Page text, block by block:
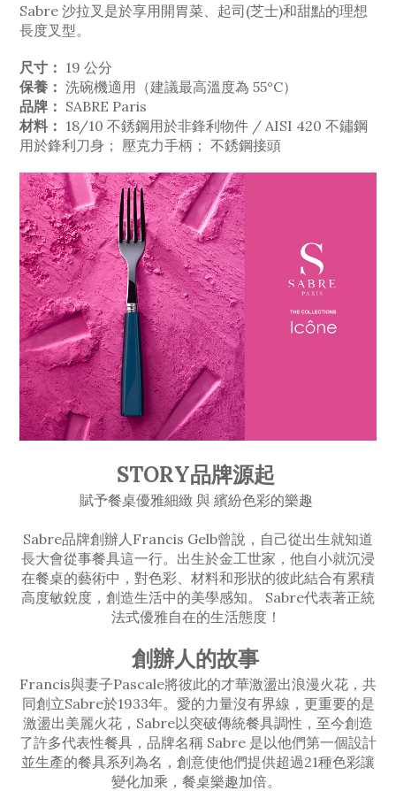
Sabre 沙拉叉是於享用開胃菜、起司(芝士)和甜點的理想
長度叉型。
尺寸： 19 公分
保養： 洗碗機適用（建議最高溫度為 55°C）
品牌： SABRE Paris
材料： 18/10 不銹鋼用於非鋒利物件 / AISI 420 不鏽鋼
用於鋒利刀身； 壓克力手柄； 不銹鋼接頭
STORY品牌源起
賦予餐桌優雅細緻 與 繽紛色彩的樂趣
Sabre品牌創辦人Francis Gelb曾說，自己從出生就知道
長大會從事餐具這一行。出生於金工世家，他自小就沉浸
在餐桌的藝術中，對色彩、材料和形狀的彼此結合有累積
高度敏銳度，創造生活中的美學感知。 Sabre代表著正統
法式優雅自在的生活態度！
創辦人的故事
Francis與妻子Pascale將彼此的才華激盪出浪漫火花，共
同創立Sabre於1933年。愛的力量沒有界線，更重要的是
激盪出美麗火花，Sabre以突破傳統餐具調性，至今創造
了許多代表性餐具，品牌名稱 Sabre 是以他們第一個設計
並生產的餐具系列為名，創意使他們提供超過21種色彩讓
變化加乘，餐桌樂趣加倍。